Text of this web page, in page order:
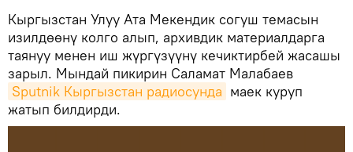
Кыргызстан Улуу Ата Мекендик согуш темасын
изилдөөнү колго алып, архивдик материалдарга
таянуу менен иш жүргүзүүнү кечиктирбей жасашы
зарыл. Мындай пикирин Саламат Малабаев
Sputnik Кыргызстан радиосунда маек куруп
жатып билдирди.